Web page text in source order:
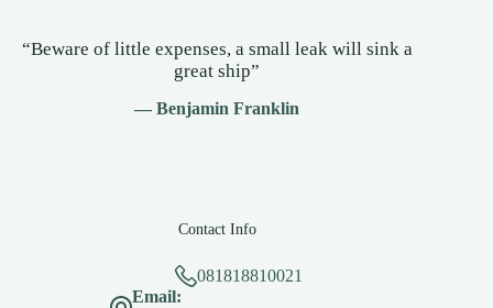
“Beware of little expenses, a small leak will sink a
great ship”
— Benjamin Franklin
Contact Info
081818810021
Email: